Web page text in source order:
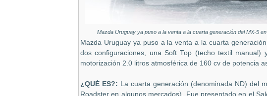
Mazda Uruguay ya puso a la venta a la cuarta generación del MX-5
Mazda Uruguay ya puso a la venta a la cuarta
dos configuraciones, una Soft Top (techo textil
motorización 2.0 litros atmosférica de 160 cv de potencia
¿QUÉ ES?: La cuarta generación (denominada ND) del
Roadster en algunos mercados). Fue presentado en el